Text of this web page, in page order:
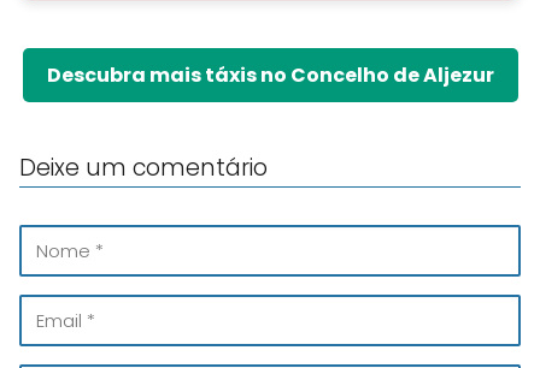
Descubra mais táxis no Concelho de Aljezur
Deixe um comentário